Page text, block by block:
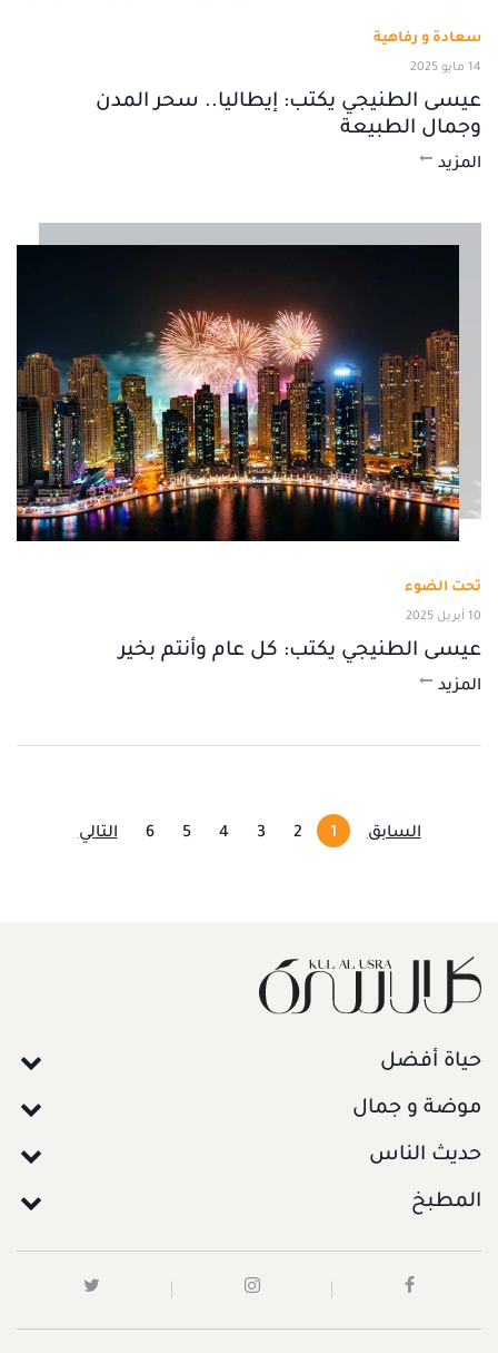
سعادة و رفاهية
14 مايو 2025
عيسى الطنيجي يكتب: إيطاليا.. سحر المدن
وجمال الطبيعة
المزيد
تحت الضوء
10 أبريل 2025
عيسى الطنيجي يكتب: كل عام وأنتم بخير
المزيد
السابق 1
2
3
4
5
6 التالي
حياة أفضل
موضة و جمال
حديث الناس
المطبخ